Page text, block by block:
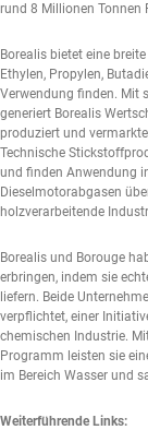
rund 8 Millionen Tonnen
Borealis bietet eine
Ethylen, Propylen,
Verwendung finden. Mit
generiert Borealis
produziert und
Technische
und finden Anwendung
Dieselmotorabgasen
holzverarbeitende
Borealis und Borouge
erbringen, indem sie
liefern. Beide
verpflichtet, einer
chemischen Industrie.
Programm leisten sie
im Bereich Wasser und
Weiterführende Links: